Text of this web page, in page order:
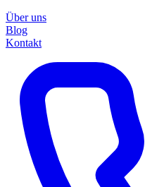
Über uns
Blog
Kontakt